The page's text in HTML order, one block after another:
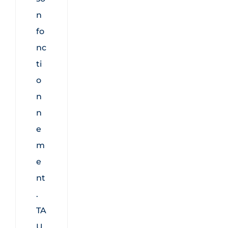
n
fo
nc
ti
o
n
n
e
m
e
nt
.
TA